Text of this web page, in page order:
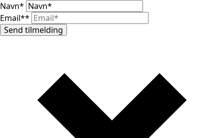
Navn*
Email**
Send tilmelding